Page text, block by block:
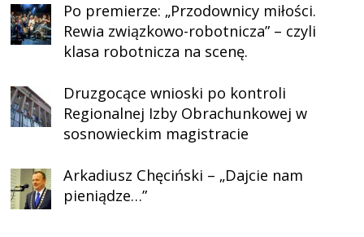
Po premierze: „Przodownicy miłości.
Rewia związkowo-robotnicza” – czyli
klasa robotnicza na scenę.
Druzgocące wnioski po kontroli
Regionalnej Izby Obrachunkowej w
sosnowieckim magistracie
Arkadiusz Chęciński – „Dajcie nam
pieniądze…”